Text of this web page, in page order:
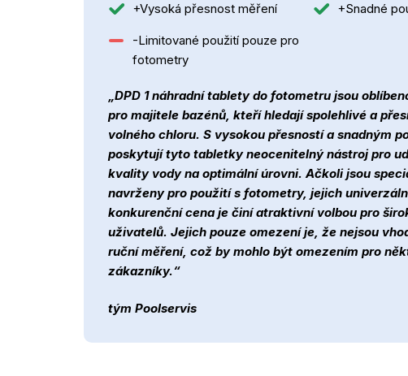
+Vysoká přesnost měření +Snadné
-Limitované použití pouze pro
fotometry
„DPD 1 náhradní tablety do fotometru jsou
pro majitele bazénů, kteří hledají spolehlivé a
volného chloru. S vysokou přesností a snadným
poskytují tyto tabletky neocenitelný nástroj pro
kvality vody na optimální úrovni. Ačkoli jsou
navrženy pro použití s fotometry, jejich
konkurenční cena je činí atraktivní volbou pro
uživatelů. Jejich pouze omezení je, že nejsou
ruční měření, což by mohlo být omezením pro
zákazníky.“
tým Poolservis